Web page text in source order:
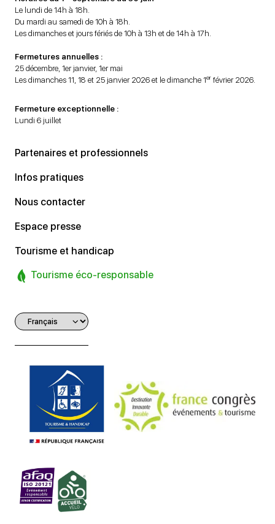
Le lundi de 14h à 18h.
Du mardi au samedi de 10h à 18h.
Les dimanches et jours fériés de 10h à 13h et de 14h à 17h.
Fermetures annuelles :
25 décembre, 1er janvier, 1er mai
Les dimanches 11, 18 et 25 janvier 2026 et le dimanche 1er février 2026.
Fermeture exceptionnelle :
Lundi 6 juillet
Partenaires et professionnels
Infos pratiques
Nous contacter
Espace presse
Tourisme et handicap
Tourisme éco-responsable